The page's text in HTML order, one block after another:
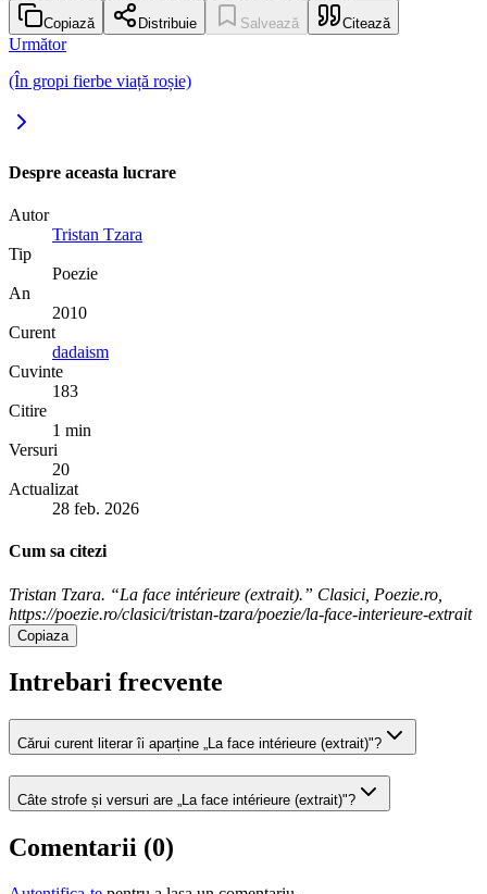
Copiază Distribuie Salvează Citează
Următor
(În gropi fierbe viață roșie)
Despre aceasta lucrare
Autor
Tristan Tzara
Tip
Poezie
An
2010
Curent
dadaism
Cuvinte
183
Citire
1 min
Versuri
20
Actualizat
28 feb. 2026
Cum sa citezi
Tristan Tzara. “La face intérieure (extrait).” Clasici, Poezie.ro,
https://poezie.ro/clasici/tristan-tzara/poezie/la-face-interieure-extrait
Copiaza
Intrebari frecvente
Cărui curent literar îi aparține „La face intérieure (extrait)"?
Câte strofe și versuri are „La face intérieure (extrait)"?
Comentarii (0)